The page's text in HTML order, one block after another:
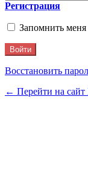
Регистрация
Запомнить меня
Восстановить
← Перейти на сайт